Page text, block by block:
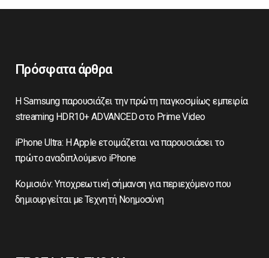
Πρόσφατα άρθρα
Η Samsung παρουσιάζει την πρώτη παγκοσμίως εμπειρία
streaming HDR10+ ADVANCED στο Prime Video
iPhone Ultra: Η Apple ετοιμάζεται να παρουσιάσει το
πρώτο αναδιπλούμενο iPhone
Κομισιόν: Υποχρεωτική σήμανση για περιεχόμενο που
δημιουργείται με Τεχνητή Νοημοσύνη